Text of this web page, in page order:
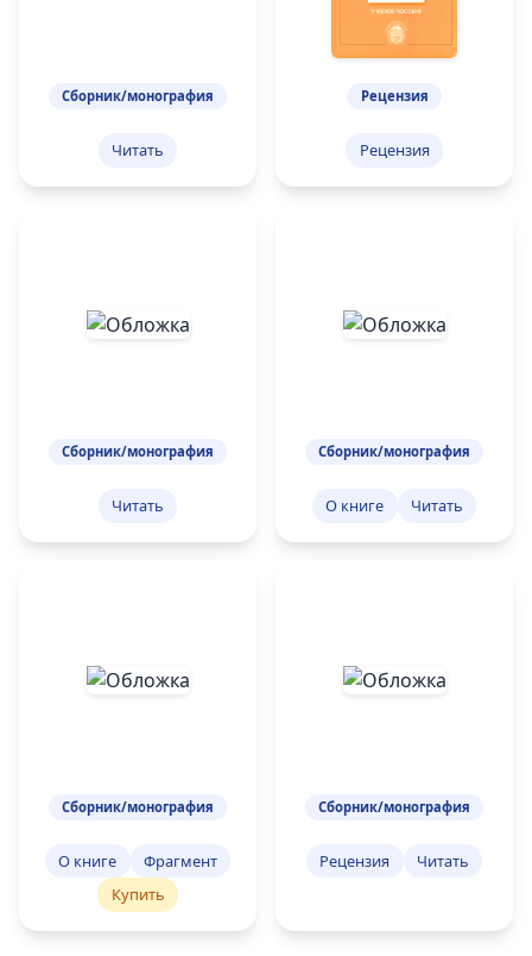
Сборник/монография
Читать
Рецензия
Рецензия
Сборник/монография
Читать
Сборник/монография
О книге Читать
Сборник/монография
О книге
Фрагмент
Купить
Сборник/монография
Рецензия Читать